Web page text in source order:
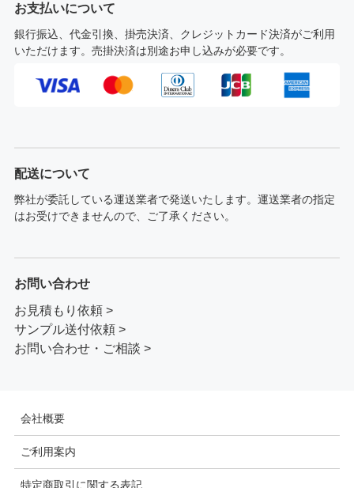
お支払いについて
銀行振込、代金引換、掛売決済、クレジットカード決済がご利用
いただけます。売掛決済は別途お申し込みが必要です。
配送について
弊社が委託している運送業者で発送いたします。運送業者の指定
はお受けできませんので、ご了承ください。
お問い合わせ
お見積もり依頼 >
サンプル送付依頼 >
お問い合わせ・ご相談 >
会社概要
ご利用案内
特定商取引に関する表記